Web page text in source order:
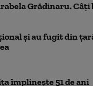
Grădinaru. Câţi
şi au fugit din
împlinește 51 de ani